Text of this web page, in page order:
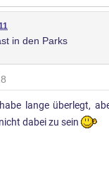
in den Parks
lange überlegt,
dabei zu sein